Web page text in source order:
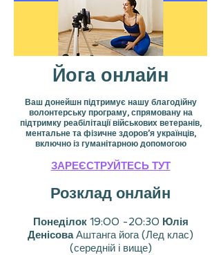
Йога онлайн
Ваш донейшн підтримує нашу благодійну
волонтерську програму, спрямовану на
підтримку реабілітації військових ветеранів,
ментальне та фізичне здоров’я українців,
включно із гуманітарною допомогою
ЗАРЕЄСТРУЙТЕСЬ ТУТ
Розклад онлайн
Понеділок19:00 -20:30 Юлія
ДенісоваАштанга йога (Лед клас)
(середній і вище)